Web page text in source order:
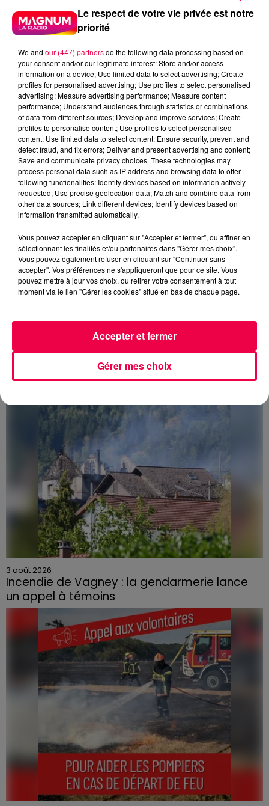
5 août 2026
Des assiettes Linvosges rappelées pour
excès de plomb
Du plomb a été détecté dans deux assiettes en
céramique vendues entre 2020 et 2022 par Linvosges.
PRÉVIFEUX : "il faut avoir une culture du risque"
dans les Vosges
3 août 2026
Incendie de Vagney : la gendarmerie lance
un appel à témoins
Le feu, parti d'une haie avant de se propager au
quartier résidentiel, avait détruit deux habitations et
contraint à l'évacuation d'une centaine de personnes.
Le respect de votre vie privée est notre
priorité
We and our (447) partnersdo the following data processing based on
your consent and/or our legitimate interest: Store and/or access
information on a device; Use limited data to select advertising; Create
profiles for personalised advertising; Use profiles to select personalised
advertising; Measure advertising performance; Measure content
performance; Understand audiences through statistics or combinations
of data from different sources; Develop and improve services; Create
profiles to personalise content; Use profiles to select personalised
content; Use limited data to select content; Ensure security, prevent and
detect fraud, and fix errors; Deliver and present advertising and content;
Save and communicate privacy choices. These technologies may
process personal data such as IP address and browsing data to offer
following functionalities: Identify devices based on information actively
requested; Use precise geolocation data; Match and combine data from
other data sources; Link different devices; Identify devices based on
information transmitted automatically.
Vous pouvez accepter en cliquant sur "Accepter et fermer", ou affiner en
sélectionnant les finalités et/ou partenaires dans "Gérer mes choix".
Vous pouvez également refuser en cliquant sur "Continuer sans
accepter". Vos préférences ne s'appliqueront que pour ce site. Vous
pouvez mettre à jour vos choix, ou retirer votre consentement à tout
moment via le lien "Gérer les cookies" situé en bas de chaque page.
Gérer mes choix
Accepter et fermer